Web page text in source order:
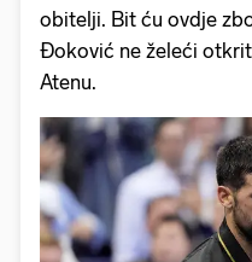
obitelji. Bit ću ovdje
Đoković ne želeći
Atenu.